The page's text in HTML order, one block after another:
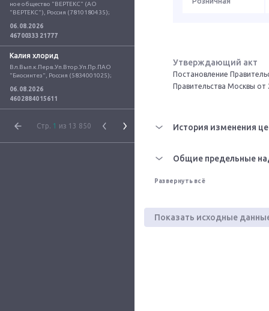
ное общество "ВЕРТЕКС" (АО
"ВЕРТЕКС"), Россия (7810180435);
06.08.2026
4670033321777
Калия хлорид
Вл.Вып.к.Перв.Уп.Втор.Уп.Пр.ПАО
"Биосинтез", Россия (5834001025);
06.08.2026
4602884015611
Стр. 1 из 13 850
Утверждающий акт
Постановление
Правительства Москвы
История изменения
Общие предельные
Развернуть всё
Показать исходные